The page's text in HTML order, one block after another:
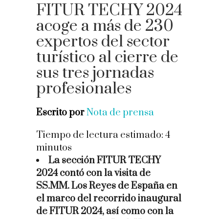
FITUR TECHY 2024
acoge a más de 230
expertos del sector
turístico al cierre de
sus tres jornadas
profesionales
Escrito porNota de prensa
Tiempo de lectura estimado: 4
minutos
La sección FITUR TECHY
2024 contó con la visita de
SS.MM. Los Reyes de España en
el marco del recorrido inaugural
de FITUR 2024, así como con la